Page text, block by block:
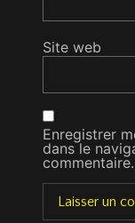
Site web
Enregistrer
dans le
commentaire.